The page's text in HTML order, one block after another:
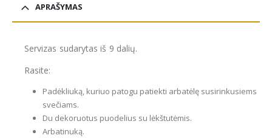
APRAŠYMAS
Servizas sudarytas iš 9 dalių.
Rasite:
Padėkliuką, kuriuo patogu patiekti arbatėlę susirinkusiems
svečiams.
Du dekoruotus puodelius su lėkštutėmis.
Arbatinuką.